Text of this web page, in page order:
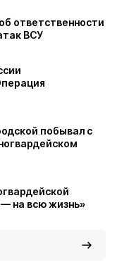
ответственности
ВСУ
побывал с
на всю жизнь»